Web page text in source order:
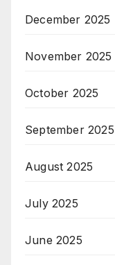
December 2025
November 2025
October 2025
September 2025
August 2025
July 2025
June 2025